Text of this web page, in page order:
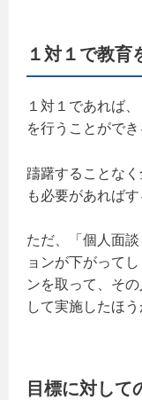
１対１で教育
１対１であれば
を行うことができ
躊躇することな
も必要があればす
ただ、「個人面
ョンが下がって
ンを取って、そ
して実施したほう
目標に対して